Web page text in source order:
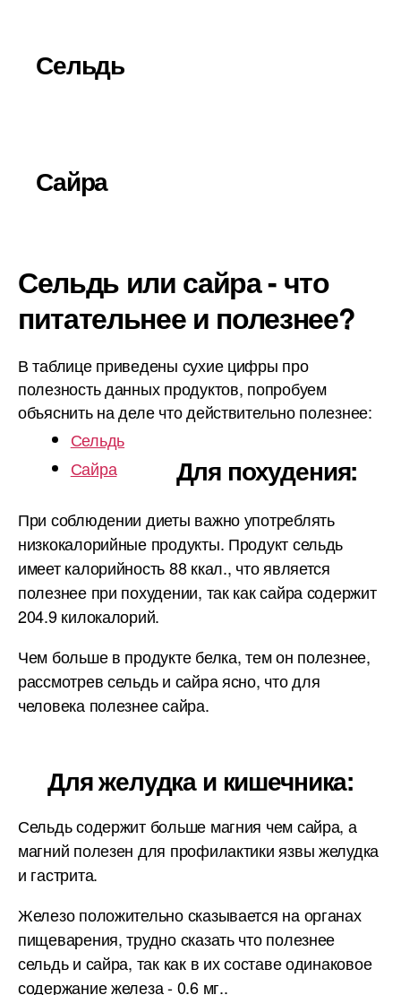
Сельдь
Сайра
Сельдь или сайра - что
питательнее и полезнее?
В таблице приведены сухие цифры про
полезность данных продуктов, попробуем
объяснить на деле что действительно полезнее:
Сельдь
Сайра
Для похудения:
При соблюдении диеты важно употреблять
низкокалорийные продукты. Продукт сельдь
имеет калорийность 88 ккал., что является
полезнее при похудении, так как сайра содержит
204.9 килокалорий.
Чем больше в продукте белка, тем он полезнее,
рассмотрев сельдь и сайра ясно, что для
человека полезнее сайра.
Для желудка и кишечника:
Сельдь содержит больше магния чем сайра, а
магний полезен для профилактики язвы желудка
и гастрита.
Железо положительно сказывается на органах
пищеварения, трудно сказать что полезнее
сельдь и сайра, так как в их составе одинаковое
содержание железа - 0.6 мг..